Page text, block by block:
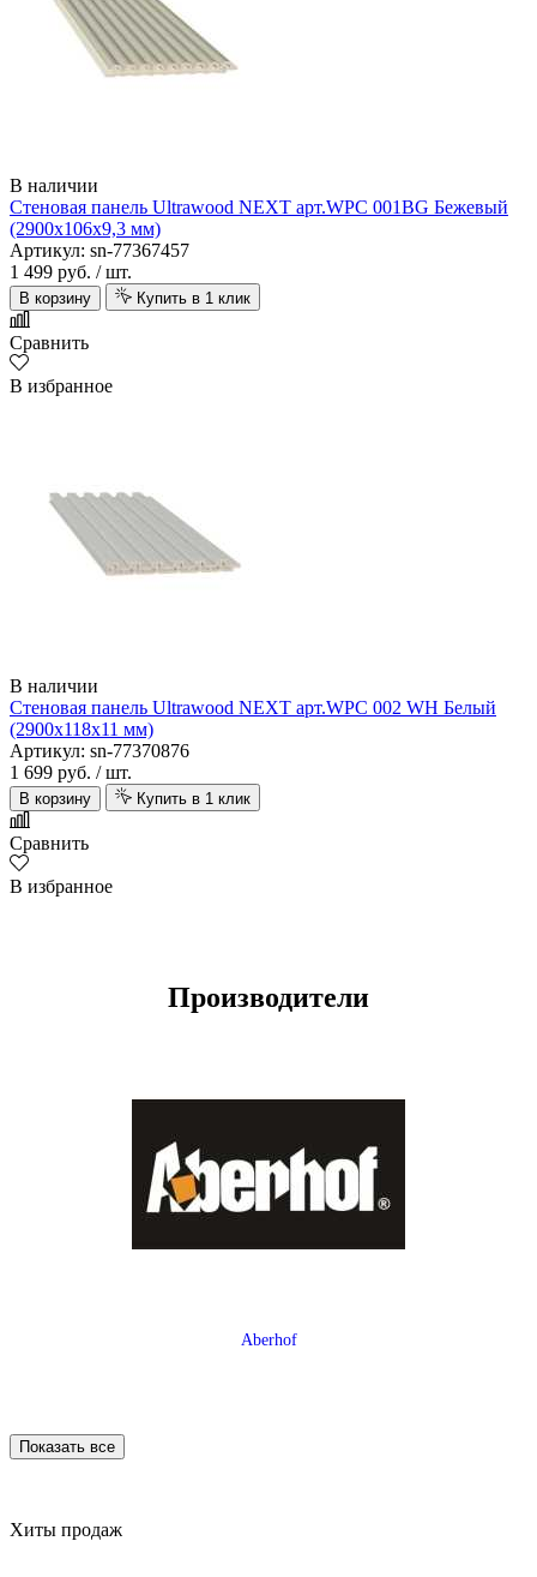
В наличии
Стеновая панель Ultrawood NEXT арт.WPC 001BG Бежевый
(2900х106х9,3 мм)
Артикул: sn-77367457
1 499 руб. / шт.
В корзину Купить в 1 клик
Сравнить
В избранное
В наличии
Стеновая панель Ultrawood NEXT арт.WPC 002 WH Белый
(2900х118х11 мм)
Артикул: sn-77370876
1 699 руб. / шт.
В корзину Купить в 1 клик
Сравнить
В избранное
Производители
Aberhof
Показать все
Хиты продаж